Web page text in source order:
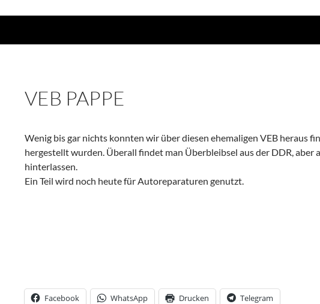
VEB PAPPE
Wenig bis gar nichts konnten wir über diesen ehemaligen VEB heraus
hergestellt wurden. Überall findet man Überbleibsel aus der DDR, aber
hinterlassen.
Ein Teil wird noch heute für Autoreparaturen genutzt.
Facebook WhatsApp Drucken Telegram